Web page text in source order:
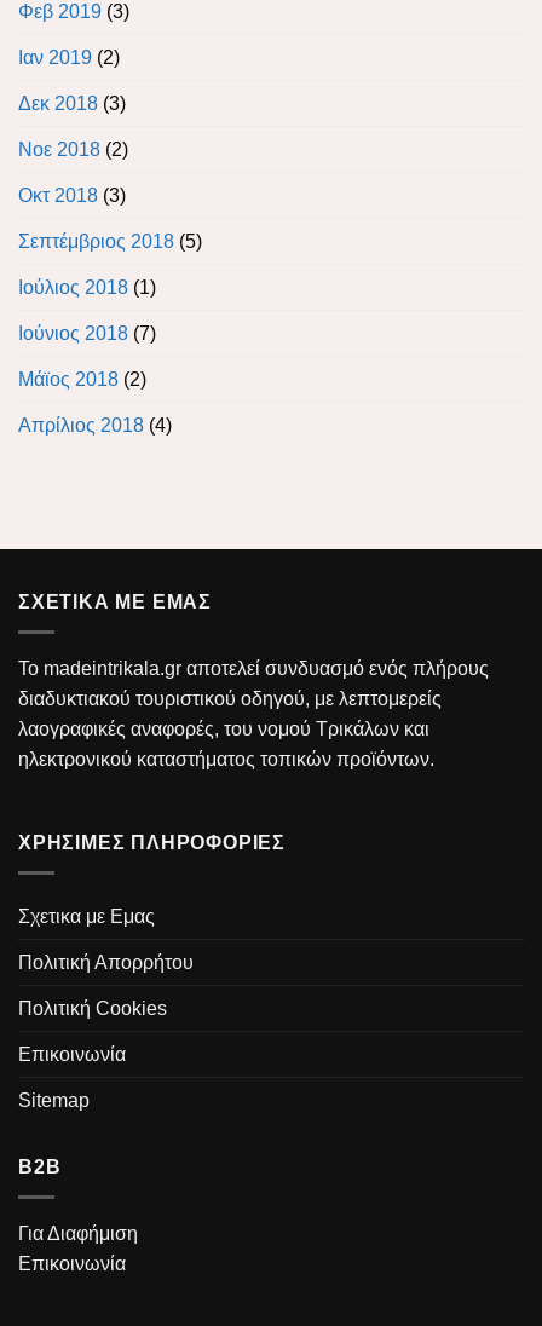
Φεβ 2019 (3)
Ιαν 2019 (2)
Δεκ 2018 (3)
Νοε 2018 (2)
Οκτ 2018 (3)
Σεπτέμβριος 2018 (5)
Ιούλιος 2018 (1)
Ιούνιος 2018 (7)
Μάϊος 2018 (2)
Απρίλιος 2018 (4)
ΣΧΕΤΙΚΑ ΜΕ ΕΜΑΣ
Το madeintrikala.gr αποτελεί συνδυασμό ενός πλήρους
διαδυκτιακού τουριστικού οδηγού, με λεπτομερείς
λαογραφικές αναφορές, του νομού Τρικάλων και
ηλεκτρονικού καταστήματος τοπικών προϊόντων.
ΧΡΗΣΙΜΕΣ ΠΛΗΡΟΦΟΡΙΕΣ
Σχετικα με Εμας
Πολιτική Απορρήτου
Πολιτική Cookies
Επικοινωνία
Sitemap
B2B
Για Διαφήμιση
Επικοινωνία